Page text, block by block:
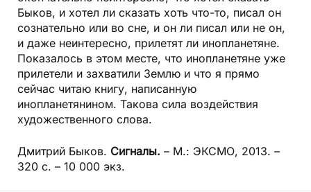
Быков, и хотел ли сказать хоть что-то, писал он
сознательно или во сне, и он ли писал или не он,
и даже неинтересно, прилетят ли инопланетяне.
Показалось в этом месте, что инопланетяне уже
прилетели и захватили Землю и что я прямо
сейчас читаю книгу, написанную
инопланетянином. Такова сила воздействия
художественного слова.
Дмитрий Быков. Сигналы. – М.: ЭКСМО, 2013. –
320 с. – 10 000 экз.